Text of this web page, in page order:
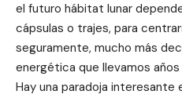
el futuro hábitat lunar
cápsulas o trajes, para
seguramente, mucho más
energética que llevamos
Hay una paradoja